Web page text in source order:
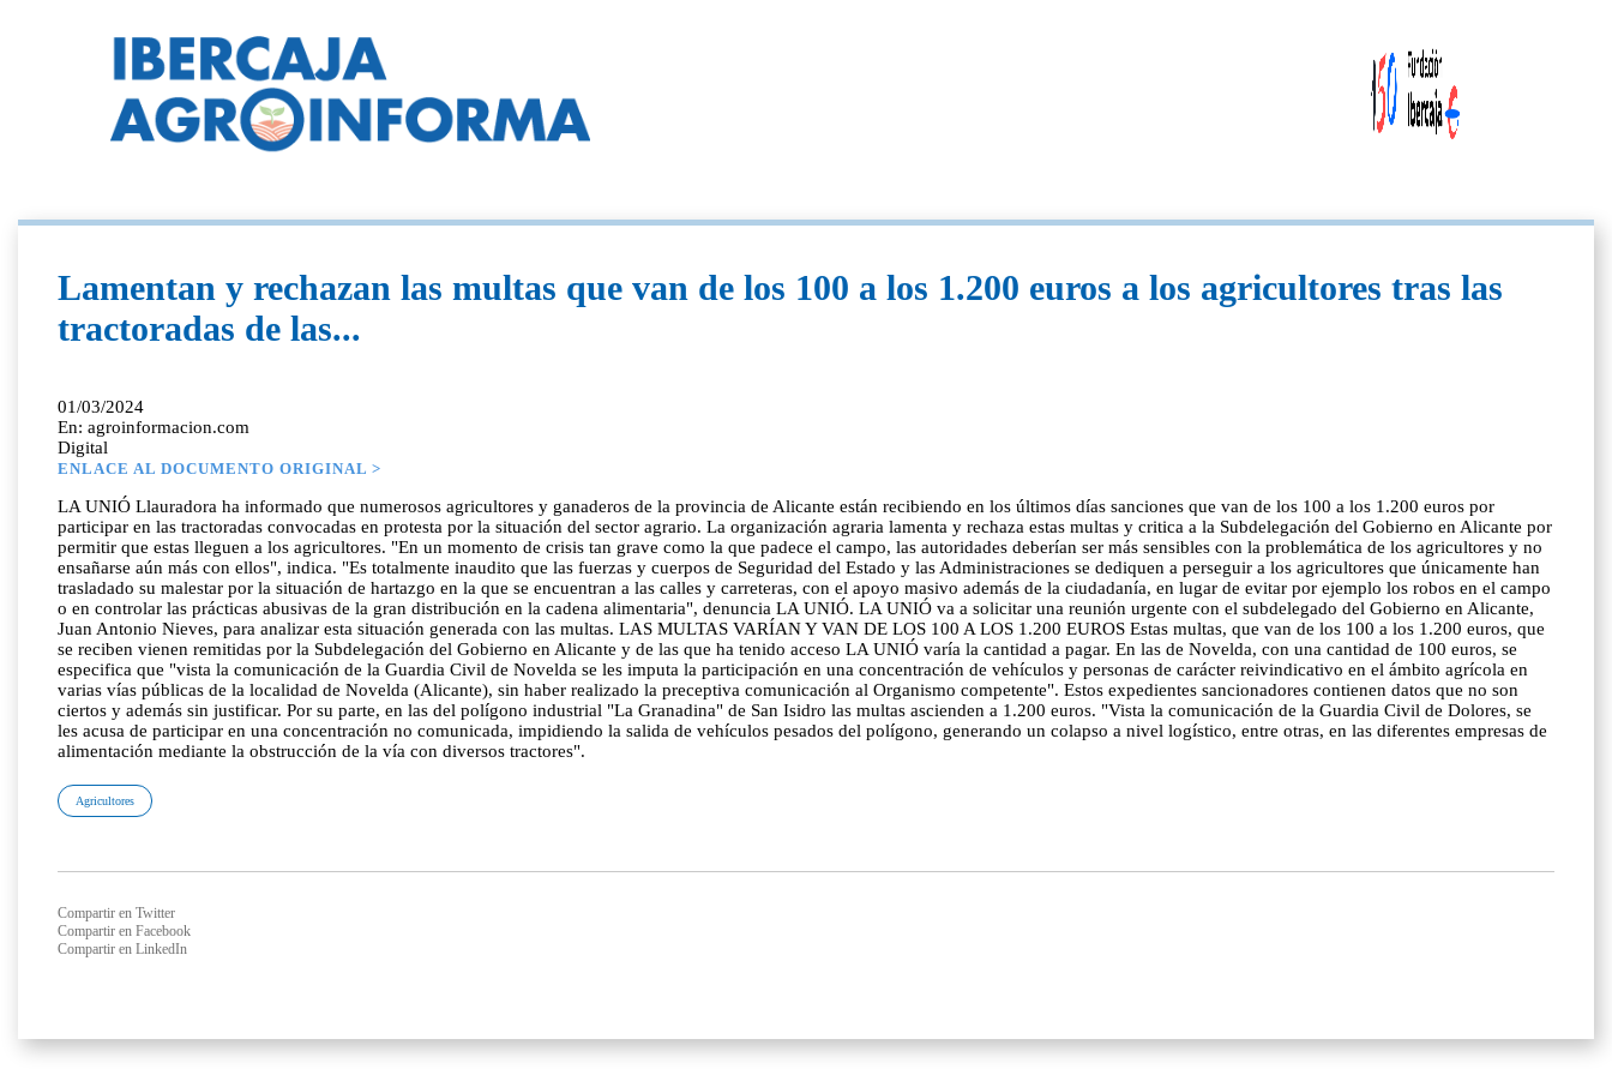
Lamentan y rechazan las multas que van de los 100 a los 1.200 euros a los agricultores tras las
tractoradas de las...
01/03/2024
En: agroinformacion.com
Digital
ENLACE AL DOCUMENTO ORIGINAL >
LA UNIÓ Llauradora ha informado que numerosos agricultores y ganaderos de la provincia de Alicante están recibiendo en los últimos días sanciones que van de los 100 a los 1.200 euros por
participar en las tractoradas convocadas en protesta por la situación del sector agrario. La organización agraria lamenta y rechaza estas multas y critica a la Subdelegación del Gobierno en Alicante por
permitir que estas lleguen a los agricultores. "En un momento de crisis tan grave como la que padece el campo, las autoridades deberían ser más sensibles con la problemática de los agricultores y no
ensañarse aún más con ellos", indica. "Es totalmente inaudito que las fuerzas y cuerpos de Seguridad del Estado y las Administraciones se dediquen a perseguir a los agricultores que únicamente han
trasladado su malestar por la situación de hartazgo en la que se encuentran a las calles y carreteras, con el apoyo masivo además de la ciudadanía, en lugar de evitar por ejemplo los robos en el campo
o en controlar las prácticas abusivas de la gran distribución en la cadena alimentaria", denuncia LA UNIÓ. LA UNIÓ va a solicitar una reunión urgente con el subdelegado del Gobierno en Alicante,
Juan Antonio Nieves, para analizar esta situación generada con las multas. LAS MULTAS VARÍAN Y VAN DE LOS 100 A LOS 1.200 EUROS Estas multas, que van de los 100 a los 1.200 euros, que
se reciben vienen remitidas por la Subdelegación del Gobierno en Alicante y de las que ha tenido acceso LA UNIÓ varía la cantidad a pagar. En las de Novelda, con una cantidad de 100 euros, se
especifica que "vista la comunicación de la Guardia Civil de Novelda se les imputa la participación en una concentración de vehículos y personas de carácter reivindicativo en el ámbito agrícola en
varias vías públicas de la localidad de Novelda (Alicante), sin haber realizado la preceptiva comunicación al Organismo competente". Estos expedientes sancionadores contienen datos que no son
ciertos y además sin justificar. Por su parte, en las del polígono industrial "La Granadina" de San Isidro las multas ascienden a 1.200 euros. "Vista la comunicación de la Guardia Civil de Dolores, se
les acusa de participar en una concentración no comunicada, impidiendo la salida de vehículos pesados del polígono, generando un colapso a nivel logístico, entre otras, en las diferentes empresas de
alimentación mediante la obstrucción de la vía con diversos tractores".
Agricultores
Compartir en Twitter
Compartir en Facebook
Compartir en LinkedIn